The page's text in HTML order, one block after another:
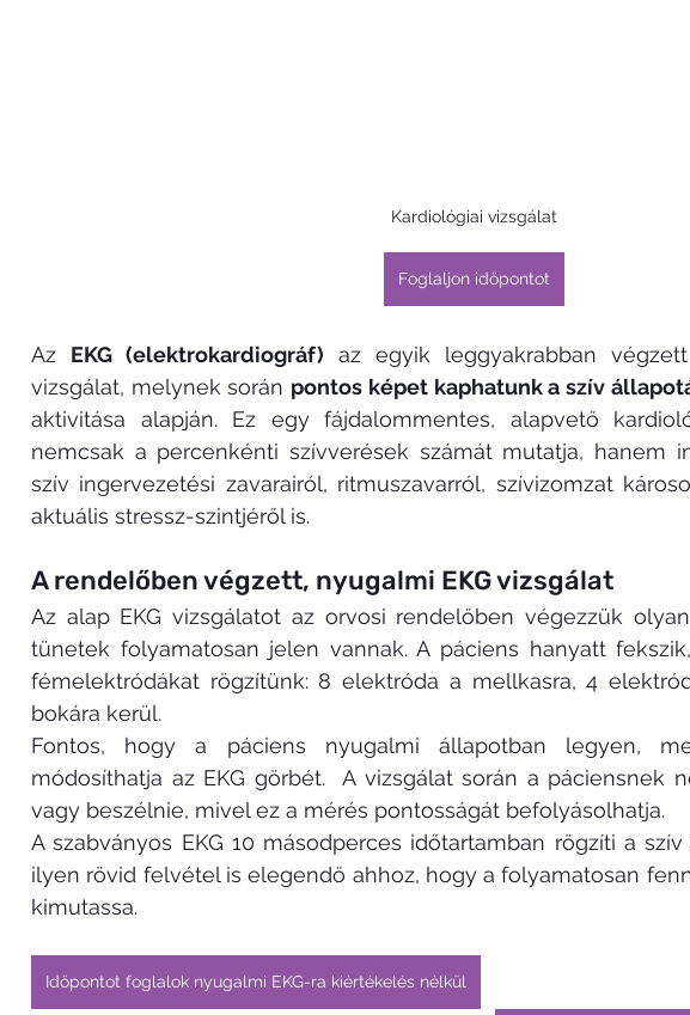
Kardiológiai vizsgálat
Foglaljon időpontot
Az EKG (elektrokardiográf) az egyik leggyakrabban
vizsgálat, melynek során pontos képet kaphatunk a szív
aktivitása alapján. Ez egy fájdalommentes, alapvető
nemcsak a percenkénti szívverések számát mutatja, hanem
szív ingervezetési zavarairól, ritmuszavarról, szívizomzat
aktuális stressz-szintjéről is.
A rendelőben végzett, nyugalmi EKG vizsgálat
Az alap EKG vizsgálatot az orvosi rendelőben végezzük
tünetek folyamatosan jelen vannak. A páciens hanyatt
fémelektródákat rögzítünk: 8 elektróda a mellkasra, 4
bokára kerül.
Fontos, hogy a páciens nyugalmi állapotban legyen,
módosíthatja az EKG görbét.  A vizsgálat során a páciensnek
vagy beszélnie, mivel ez a mérés pontosságát befolyásolhatja.
A szabványos EKG 10 másodperces időtartamban rögzíti a
ilyen rövid felvétel is elegendő ahhoz, hogy a folyamatosan
kimutassa.
Időpontot foglalok nyugalmi EKG-ra kiértékelés nélkül